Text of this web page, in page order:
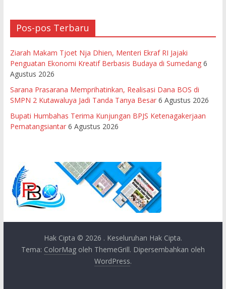
Pos-pos Terbaru
Ziarah Makam Tjoet Nja Dhien, Menteri Ekraf RI Jajaki
Penguatan Ekonomi Kreatif Berbasis Budaya di Sumedang 6
Agustus 2026
Sarana Prasarana Memprihatinkan, Realisasi Dana BOS di
SMPN 2 Kutawaluya Jadi Tanda Tanya Besar 6 Agustus 2026
Bupati Humbahas Terima Kunjungan BPJS Ketenagakerjaan
Pematangsiantar 6 Agustus 2026
Hak Cipta © 2026 . Keseluruhan Hak Cipta.
Tema: ColorMagoleh ThemeGrill. Dipersembahkan oleh
WordPress.